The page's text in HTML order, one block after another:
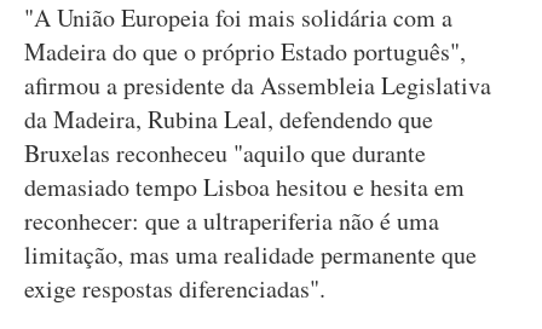
"A União Europeia foi mais solidária com a
Madeira do que o próprio Estado português",
afirmou a presidente da Assembleia Legislativa
da Madeira, Rubina Leal, defendendo que
Bruxelas reconheceu "aquilo que durante
demasiado tempo Lisboa hesitou e hesita em
reconhecer: que a ultraperiferia não é uma
limitação, mas uma realidade permanente que
exige respostas diferenciadas".